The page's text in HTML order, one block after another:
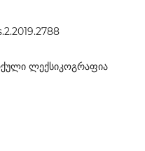
ლექსიკოგრაფია